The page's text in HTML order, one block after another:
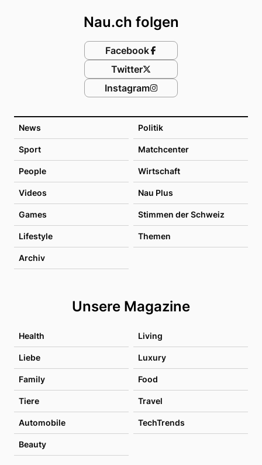
News Politik
Sport Matchcenter
People Wirtschaft
Videos Nau Plus
Games Stimmen der Schweiz
Lifestyle Themen
Archiv
Unsere Magazine
Health Living
Liebe Luxury
Family Food
Tiere Travel
Automobile TechTrends
Beauty
Nau.ch folgen
Facebook
Twitter
Instagram